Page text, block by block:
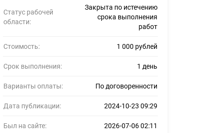
Статус рабочей
области:
Закрыта по истечению
срока выполнения
работ
Стоимость: 1 000 рублей
Срок выполнения: 1 день
Варианты оплаты: По договоренности
Дата публикации: 2024-10-23 09:29
Был на сайте: 2026-07-06 02:11